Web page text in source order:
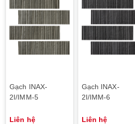
Gạch INAX-
2I/IMM-5
Liên hệ
Gạch INAX-
2I/IMM-6
Liên hệ